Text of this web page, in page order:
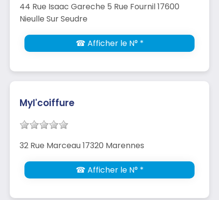
44 Rue Isaac Gareche 5 Rue Fournil 17600
Nieulle Sur Seudre
☎ Afficher le N° *
Myl'coiffure
32 Rue Marceau 17320 Marennes
☎ Afficher le N° *